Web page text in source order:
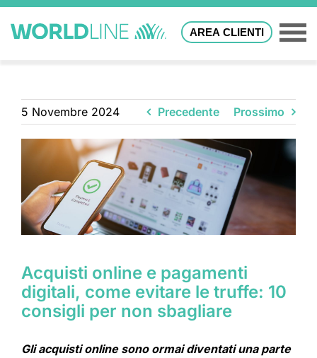
AREA CLIENTI
5 Novembre 2024 Precedente Prossimo
Acquisti online e pagamenti
digitali, come evitare le truffe: 10
consigli per non sbagliare
Gli acquisti online sono ormai diventati una parte